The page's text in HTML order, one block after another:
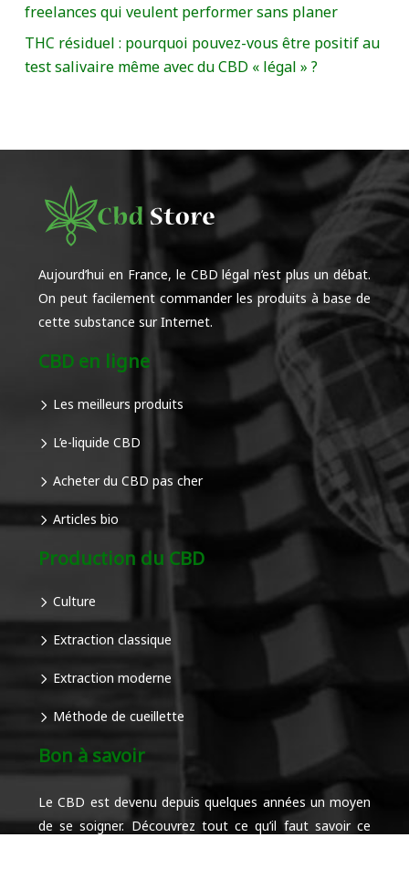
freelances qui veulent performer sans planer
THC résiduel : pourquoi pouvez-vous être positif au
test salivaire même avec du CBD « légal » ?
Aujourd’hui en France, le CBD légal n’est plus un débat.
On peut facilement commander les produits à base de
cette substance sur Internet.
CBD en ligne
Les meilleurs produits
L’e-liquide CBD
Acheter du CBD pas cher
Articles bio
Production du CBD
Culture
Extraction classique
Extraction moderne
Méthode de cueillette
Bon à savoir
Le CBD est devenu depuis quelques années un moyen
de se soigner. Découvrez tout ce qu’il faut savoir ce